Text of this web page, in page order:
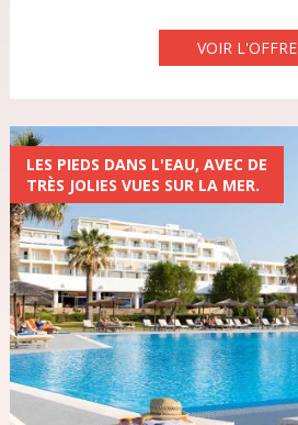
GRECE
ILE MAURICE
ILES GRENADINES
IRLANDE
ITALIE
MAROC
POLOGNE
VOIR L'OFFRE
LES PIEDS DANS L'EAU, AVEC DE
TRÈS JOLIES VUES SUR LA MER.
Thaïlande
Turquie
TYPE DE VOYAGE
Séjour
Croisière